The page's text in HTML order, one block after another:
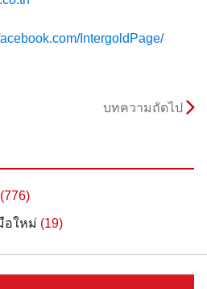
IntergoldPage/
บทความถัดไป
(776)
อใหม่ (19)